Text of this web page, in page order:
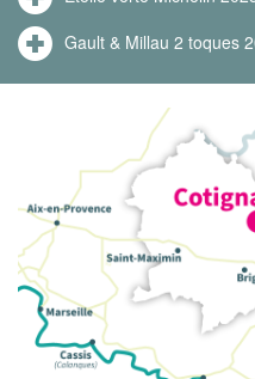
Gault & Millau 2 toques